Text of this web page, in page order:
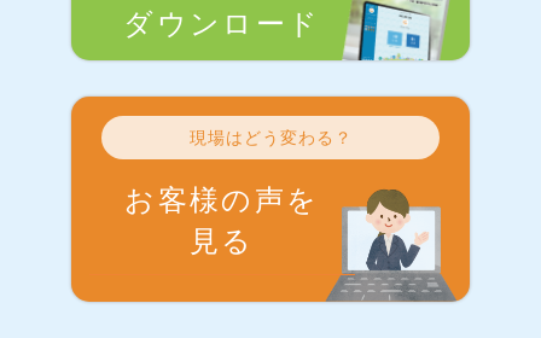
ダウンロード
現場はどう変わる？
お客様の声を
見る